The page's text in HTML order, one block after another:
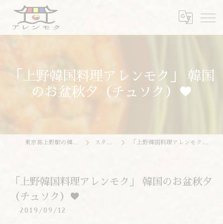
「上野韓国料理アレンモク」 韓国
のお盆秋夕（チュソク）♥
東京都上野駅の韓国料理ならアレンモク スタッフブログ 「上野韓国料理アレンモク」 韓国のお盆秋夕（チュソク）♥
「上野韓国料理アレンモク」 韓国のお盆秋夕
（チュソク）♥
2019/09/12